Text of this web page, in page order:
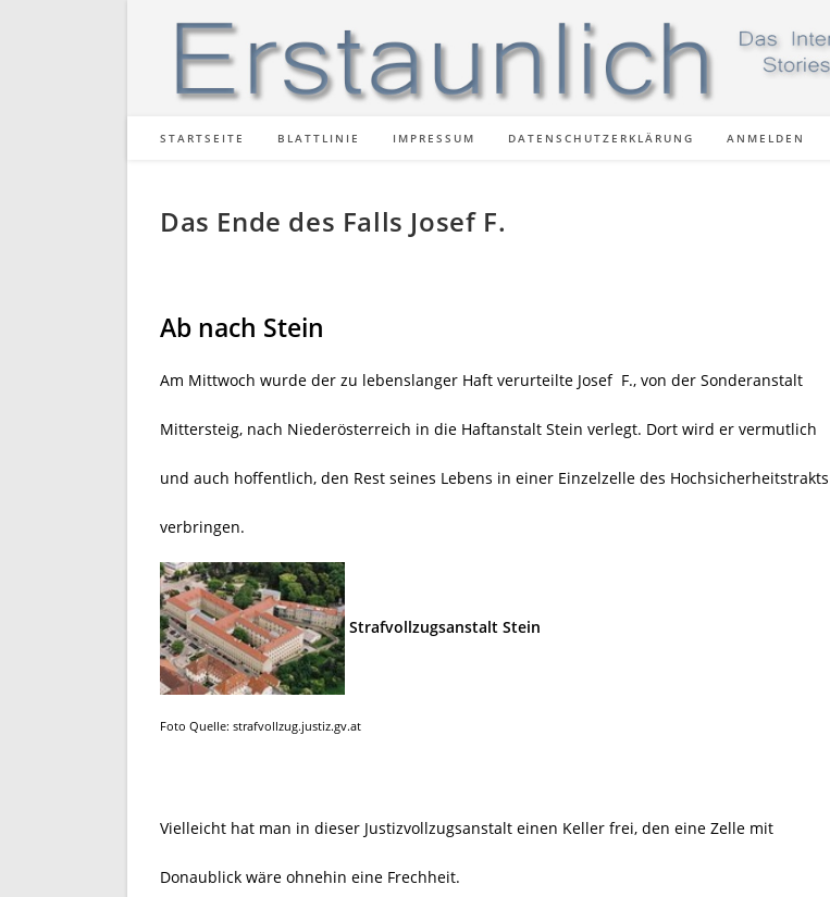
STARTSEITE BLATTLINIE IMPRESSUM DATENSCHUTZERKLÄRUNG ANMELDEN
Das Ende des Falls Josef F.
Ab nach Stein
Am Mittwoch wurde der zu lebenslanger Haft verurteilte Josef F., von der Sonderanstalt
Mittersteig, nach Niederösterreich in die Haftanstalt Stein verlegt. Dort wird er vermutlich
und auch hoffentlich, den Rest seines Lebens in einer Einzelzelle des Hochsicherheitstrakts
verbringen.
Strafvollzugsanstalt Stein
Foto Quelle: strafvollzug.justiz.gv.at
Vielleicht hat man in dieser Justizvollzugsanstalt einen Keller frei, den eine Zelle mit
Donaublick wäre ohnehin eine Frechheit.